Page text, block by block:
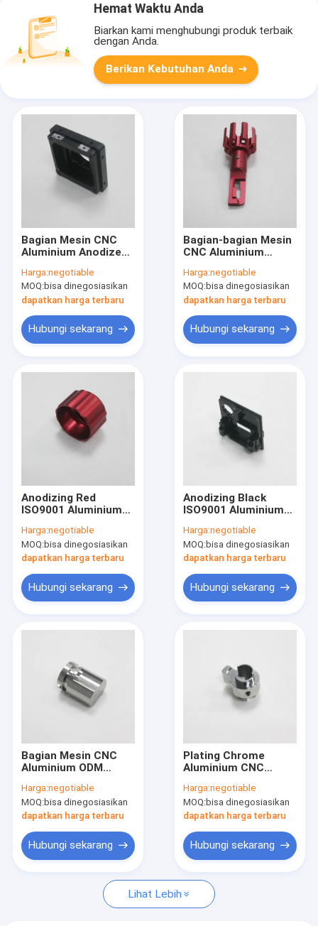
Tentang kami
Tur Pabrik
Kontrol kualitas
Permintaan Penawaran
Heat Sink Profil Aluminium
Pendingin Panas Tempa Dingin
Hemat Waktu Anda
Biarkan kami menghubungi produk terbaik
dengan Anda.
Berikan Kebutuhan Anda
Bagian Mesin CNC
Aluminium Anodized
Tapping Waterproof
Harga:negotiable
MOQ:bisa dinegosiasikan
dapatkan harga terbaru
Hubungi sekarang
Bagian-bagian Mesin
CNC Aluminium
Harga:negotiable
MOQ:bisa dinegosiasikan
dapatkan harga terbaru
Hubungi sekarang
Anodizing Red
ISO9001 Aluminium
Untuk Nut Handle
Harga:negotiable
MOQ:bisa dinegosiasikan
dapatkan harga terbaru
Hubungi sekarang
Anodizing Black
ISO9001 Aluminium
Anti Erosi
Harga:negotiable
MOQ:bisa dinegosiasikan
dapatkan harga terbaru
Hubungi sekarang
Bagian Mesin CNC
Aluminium ODM
Mengunci Anodizing
Jelas
Harga:negotiable
MOQ:bisa dinegosiasikan
dapatkan harga terbaru
Hubungi sekarang
Plating Chrome
Aluminium CNC
Untuk Kunci Anti
Oksidasi
Harga:negotiable
MOQ:bisa dinegosiasikan
dapatkan harga terbaru
Hubungi sekarang
Lihat Lebih